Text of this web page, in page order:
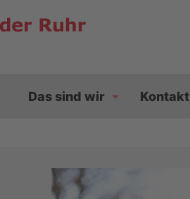
Das sind wir Kontakt